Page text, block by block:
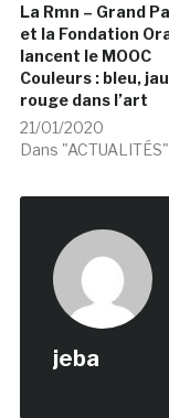
La Rmn – Grand
et la Fondation
lancent le MOOC
Couleurs : bleu,
rouge dans l’art
21/01/2020
Dans "ACTUALITÉS"
jeba